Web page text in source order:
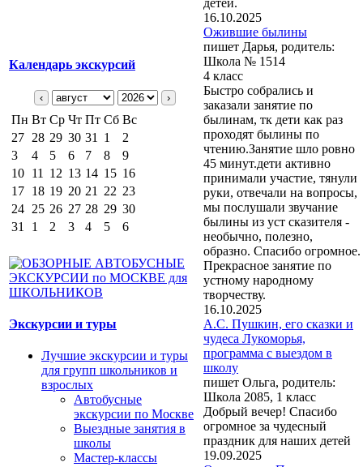
Календарь экскурсий
‹ ›
Пн Вт Ср Чт Пт Сб Вс
27 28 29 30 31 1
2
3
4 5 6 7 8
9
10 11 12 13 14 15 16
17 18 19 20 21 22 23
24 25 26 27 28 29 30
31
1 2 3 4 5 6
Экскурсии и туры
Лучшие экскурсии и туры
для групп школьников и
взрослых
Автобусные
экскурсии по Москве
Выездные занятия в
школы
Мастер-классы
16.10.2025
Ожившие былины
пишет Дарья, родитель:
Школа № 1514
4 класс
Быстро собрались и
заказали занятие по
былинам, тк дети как раз
проходят былины по
чтению.Занятие шло ровно
45 минут.дети активно
принимали участие, тянули
руки, отвечали на вопросы,
мы послушали звучание
былины из уст сказителя -
необычно, полезно,
образно. Спасибо огромное.
Прекрасное занятие по
устному народному
творчеству.
16.10.2025
А.С. Пушкин, его сказки и
чудеса Лукоморья,
программа с выездом в
школу
пишет Ольга, родитель:
Школа 2085, 1 класс
Добрый вечер! Спасибо
огромное за чудесный
праздник для наших детей
19.09.2025